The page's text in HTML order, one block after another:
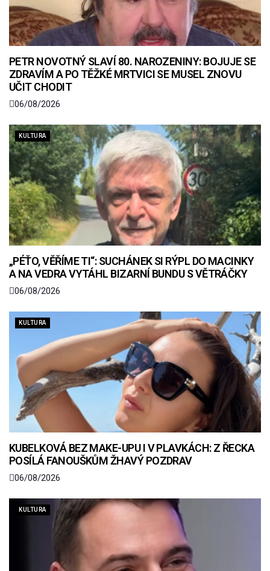
PETR NOVOTNÝ SLAVÍ 80. NAROZENINY: BOJUJE SE
ZDRAVÍM A PO TĚŽKÉ MRTVICI SE MUSEL ZNOVU
UČIT CHODIT
06/08/2026
KULTURA
„PÉŤO, VĚŘÍME TI“: SUCHÁNEK SI RÝPL DO MACINKY
A NA VEDRA VYTÁHL BIZARNÍ BUNDU S VĚTRÁČKY
06/08/2026
KULTURA
KUBELKOVÁ BEZ MAKE-UPU I V PLAVKÁCH: Z ŘECKA
POSÍLÁ FANOUŠKŮM ŽHAVÝ POZDRAV
06/08/2026
KULTURA